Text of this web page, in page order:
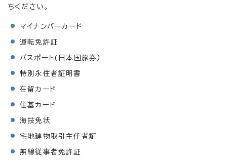
ちください。
マイナンバーカード
運転免許証
パスポート(日本国旅券）
特別永住者証明書
在留カード
住基カード
海技免状
宅地建物取引主任者証
無線従事者免許証